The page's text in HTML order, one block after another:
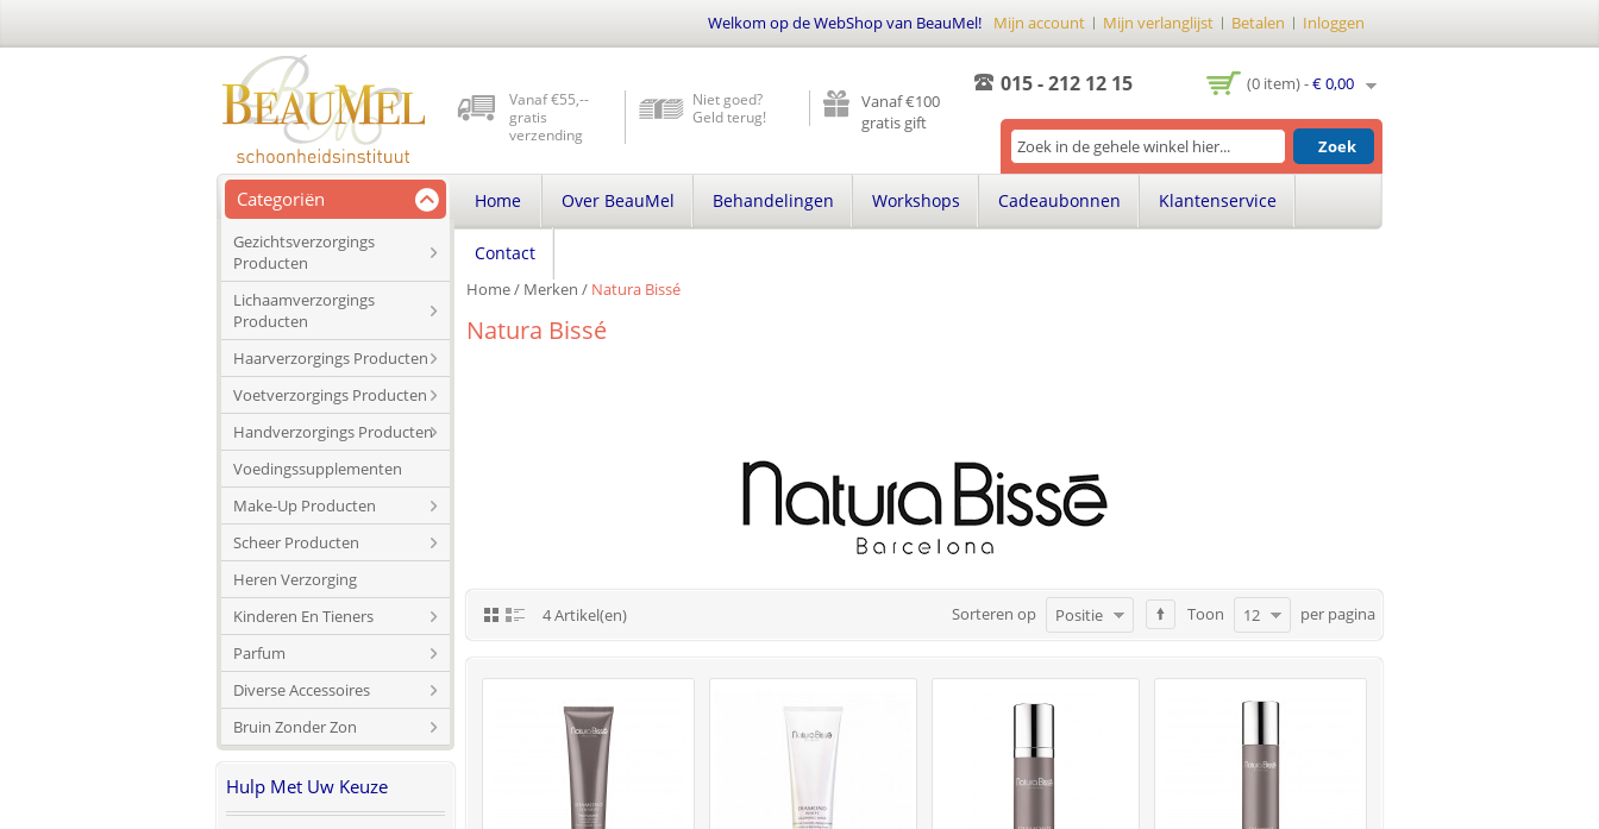
Mijn account Mijn verlanglijst Betalen Inloggen
Welkom op de WebShop van BeauMel!
Vanaf €55,--
gratis
verzending
Niet goed?
Geld terug!
Vanaf €100
gratis gift
015 - 212 12 15 (0 item) -€ 0,00
Zoek
Categoriën
Gezichtsverzorgings
Producten
Lichaamverzorgings
Producten
Haarverzorgings Producten
Voetverzorgings Producten
Handverzorgings Producten
Voedingssupplementen
Make-Up Producten
Scheer Producten
Heren Verzorging
Kinderen En Tieners
Parfum
Diverse Accessoires
Bruin Zonder Zon
Home Over BeauMel Behandelingen Workshops Cadeaubonnen Klantenservice
Contact
Home/ Merken / Natura Bissé
Natura Bissé
4 Artikel(en) Toon 12 per pagina
Sorteren op Positie
Hulp Met Uw Keuze